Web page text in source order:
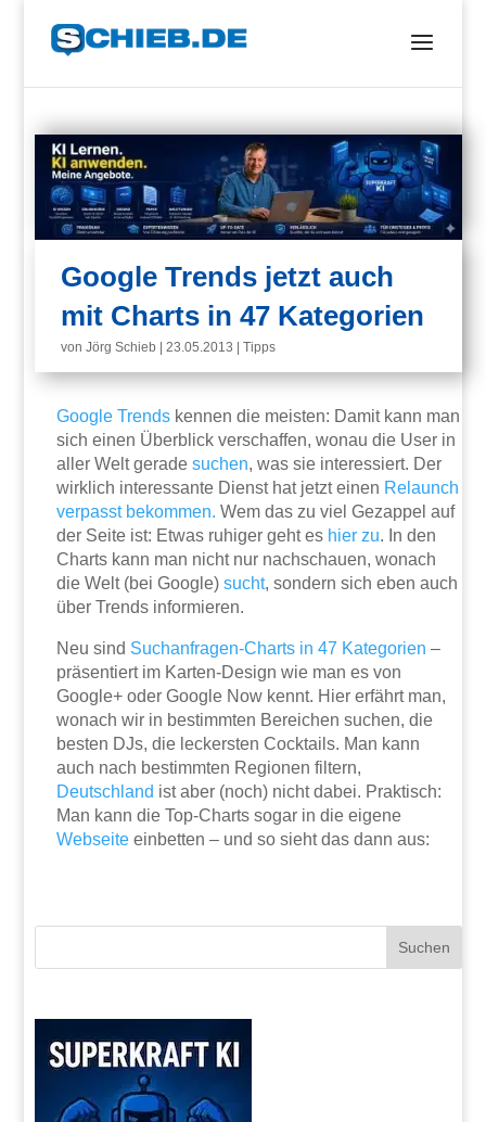
Google Trends jetzt auch
mit Charts in 47 Kategorien
vonJörg Schieb |23.05.2013 |Tipps
Google Trends kennen die meisten: Damit kann man
sich einen Überblick verschaffen, wonau die User in
aller Welt geradesuchen, was sie interessiert. Der
wirklich interessante Dienst hat jetzt einen Relaunch
verpasst bekommen.Wem das zu viel Gezappel auf
der Seite ist: Etwas ruhiger geht es hier zu. In den
Charts kann man nicht nur nachschauen, wonach
die Welt (bei Google)sucht, sondern sich eben auch
über Trends informieren.
Neu sind Suchanfragen-Charts in 47 Kategorien –
präsentiert im Karten-Design wie man es von
Google+ oder Google Now kennt. Hier erfährt man,
wonach wir in bestimmten Bereichen suchen, die
besten DJs, die leckersten Cocktails. Man kann
auch nach bestimmten Regionen filtern,
Deutschland ist aber (noch) nicht dabei. Praktisch:
Man kann die Top-Charts sogar in die eigene
Webseite einbetten – und so sieht das dann aus: